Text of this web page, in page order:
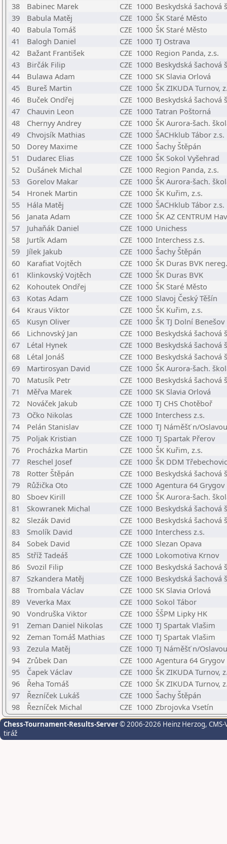
38
Babinec Marek CZE 1000 Beskydská šachová
39
Babula Matěj CZE 1000 ŠK Staré Město
40
Babula Tomáš CZE 1000 ŠK Staré Město
41
Balogh Daniel CZE 1000 TJ Ostrava
42
Bažant František CZE 1000 Region Panda, z.s.
43
Birčák Filip CZE 1000 Beskydská šachová
44
Bulawa Adam CZE 1000 SK Slavia Orlová
45
Bureš Martin CZE 1000 ŠK ZIKUDA Turnov,
46
Buček Ondřej CZE 1000 Beskydská šachová
47
Chauvin Leon CZE 1000 Tatran Poštorná
48
Chernyy Andrey CZE 1000 ŠK Aurora-šach.
49
Chvojsík Mathias CZE 1000 ŠACHklub Tábor z.s.
50
Dorey Maxime CZE 1000 Šachy Štěpán
51
Dudarec Elias CZE 1000 ŠK Sokol Vyšehrad
52
Dušánek Michal CZE 1000 Region Panda, z.s.
53
Gorelov Makar CZE 1000 ŠK Aurora-šach.
54
Hronek Martin CZE 1000 ŠK Kuřim, z.s.
55
Hála Matěj CZE 1000 ŠACHklub Tábor z.s.
56
Janata Adam CZE 1000 ŠK AZ CENTRUM
57
Juhaňák Daniel CZE 1000 Unichess
58
Jurtík Adam CZE 1000 Interchess z.s.
59
Jílek Jakub CZE 1000 Šachy Štěpán
60
Karafiat Vojtěch CZE 1000 ŠK Duras BVK nereg.
61
Klinkovský Vojtěch CZE 1000 ŠK Duras BVK
62
Kohoutek Ondřej CZE 1000 ŠK Staré Město
63
Kotas Adam CZE 1000 Slavoj Český Těšín
64
Kraus Viktor CZE 1000 ŠK Kuřim, z.s.
65
Kusyn Oliver CZE 1000 ŠK TJ Dolní Benešov
66
Lichnovský Jan CZE 1000 Beskydská šachová
67
Létal Hynek CZE 1000 Beskydská šachová
68
Létal Jonáš CZE 1000 Beskydská šachová
69
Martirosyan David CZE 1000 ŠK Aurora-šach.
70
Matusík Petr CZE 1000 Beskydská šachová
71
Měřva Marek CZE 1000 SK Slavia Orlová
72
Nováček Jakub CZE 1000 TJ CHS Chotěboř
73
Očko Nikolas CZE 1000 Interchess z.s.
74
Pelán Stanislav CZE 1000 TJ Náměšť n/Oslavou
75
Poljak Kristian CZE 1000 TJ Spartak Přerov
76
Procházka Martin CZE 1000 ŠK Kuřim, z.s.
77
Reschel Josef CZE 1000 ŠK DDM
78
Rotter Štěpán CZE 1000 Beskydská šachová
79
Růžička Oto CZE 1000 Agentura 64 Grygov
80
Sboev Kirill CZE 1000 ŠK Aurora-šach.
81
Skowranek Michal CZE 1000 Beskydská šachová
82
Slezák David CZE 1000 Beskydská šachová
83
Smolík David CZE 1000 Interchess z.s.
84
Sobek David CZE 1000 Slezan Opava
85
Stříž Tadeáš CZE 1000 Lokomotiva Krnov
86
Svozil Filip CZE 1000 Beskydská šachová
87
Szkandera Matěj CZE 1000 Beskydská šachová
88
Trombala Václav CZE 1000 SK Slavia Orlová
89
Veverka Max CZE 1000 Sokol Tábor
90
Vondruška Viktor CZE 1000 ŠŠPM Lipky HK
91
Zeman Daniel Nikolas CZE 1000 TJ Spartak Vlašim
92
Zeman Tomáš Mathias CZE 1000 TJ Spartak Vlašim
93
Zezula Matěj CZE 1000 TJ Náměšť n/Oslavou
94
Zrůbek Dan CZE 1000 Agentura 64 Grygov
95
Čapek Václav CZE 1000 ŠK ZIKUDA Turnov,
96
Řeha Tomáš CZE 1000 ŠK ZIKUDA Turnov,
97
Řezníček Lukáš CZE 1000 Šachy Štěpán
98
Řezníček Michal CZE 1000 Zbrojovka Vsetín
Chess-Tournament-Results-Server© 2006-2026 Heinz Herzog,
tiráž